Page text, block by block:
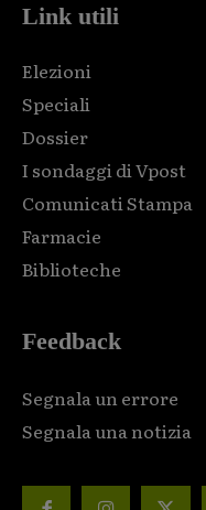
Link utili
Elezioni
Speciali
Dossier
I sondaggi di Vpost
Comunicati Stampa
Farmacie
Biblioteche
Feedback
Segnala un errore
Segnala una notizia